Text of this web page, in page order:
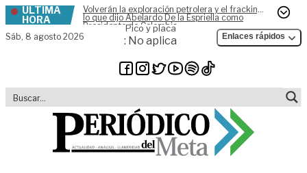
Skip to content
ÚLTIMA
HORA
Volverán la exploración petrolera y el fracking,
lo que dijo Abelardo De la Espriella como
Presidente de Colombia
Sáb, 8 agosto 2026
Pico y placa
: No aplica Enlaces rápidos